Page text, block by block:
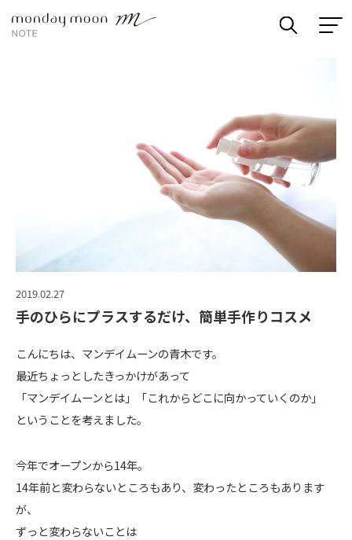
2019.02.27
手のひらにプラスするだけ、簡単手作りコスメ
こんにちは、マンデイムーンの青木です。
最近ちょっとしたきっかけがあって
「マンデイムーンとは」「これからどこに向かっていくのか」
ということを考えました。
今年でオープンから14年。
14年前と変わらないところもあり、変わったところもあります
が、
ずっと変わらないことは